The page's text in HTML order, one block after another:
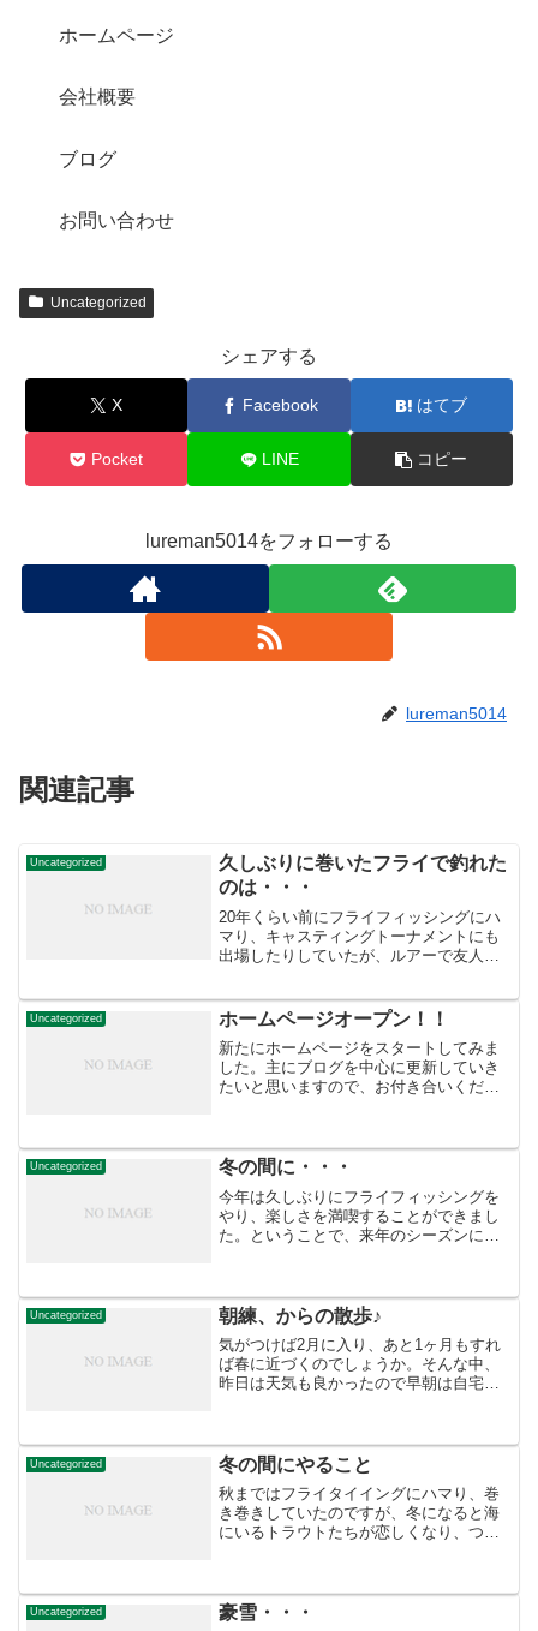
ホームページ
会社概要
ブログ
お問い合わせ
Uncategorized
シェアする
X Facebook はてブ
Pocket LINE コピー
lureman5014をフォローする
lureman5014
関連記事
Uncategorized
久しぶりに巻いたフライで釣れた
のは・・・
20年くらい前にフライフィッシングにハ
マり、キャスティングトーナメントにも
出場したりしていたが、ルアーで友人が
うになっていた。それでもフライの道具
は手放さずに取っておい...
Uncategorized ホームページオープン！！
新たにホームページをスタートしてみま
した。主にブログを中心に更新していき
たいと思いますので、お付き合いくださ
Uncategorized 冬の間に・・・
今年は久しぶりにフライフィッシングを
やり、楽しさを満喫することができまし
た。ということで、来年のシーズンに向
うと、雪が積もって自宅周りの除雪...
Uncategorized 朝練、からの散歩♪
気がつけば2月に入り、あと1ヶ月もすれ
ば春に近づくのでしょうか。そんな中、
昨日は天気も良かったので早朝は自宅か
所の川辺をスノーシューで散歩してきま
した。我が家は札幌市...
Uncategorized 冬の間にやること
秋まではフライタイイングにハマり、巻
き巻きしていたのですが、冬になると海
にいるトラウトたちが恋しくなり、つい
も大きくなり、楽しいんですよね〜♪先日
は自宅から１時間圏内の...
Uncategorized 豪雪・・・